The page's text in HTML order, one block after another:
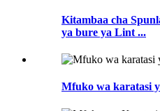
Kitambaa cha
ya bure ya Lint ...
Mfuko wa karatasi